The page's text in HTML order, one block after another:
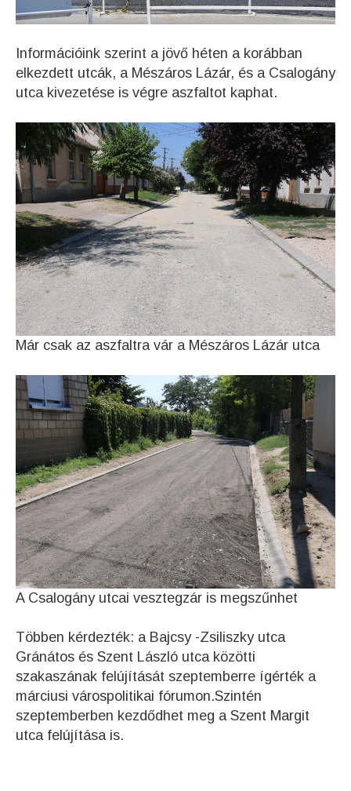
Információink szerint a jövő héten a korábban
elkezdett utcák, a Mészáros Lázár, és a Csalogány
utca kivezetése is végre aszfaltot kaphat.
Már csak az aszfaltra vár a Mészáros Lázár utca
A Csalogány utcai vesztegzár is megszűnhet
Többen kérdezték: a Bajcsy -Zsiliszky utca
Gránátos és Szent László utca közötti
szakaszának felújítását szeptemberre ígérték a
márciusi várospolitikai fórumon.Szintén
szeptemberben kezdődhet meg a Szent Margit
utca felújítása is.